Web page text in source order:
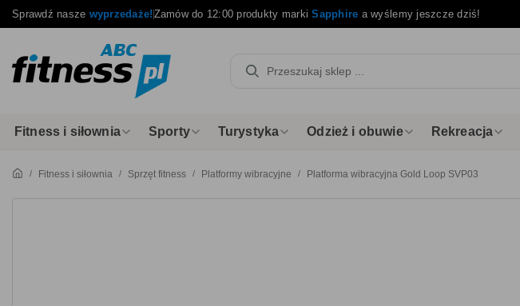
Sprawdź nasze wyprzedaże!Zamów do 12:00 produkty markiSapphire a wyślemy jeszcze dziś!
Fitness i siłownia Sporty Turystyka Odzież i obuwie Rekreacja
Fitness i siłownia Sprzęt fitness Platformy wibracyjne Platforma wibracyjna Gold Loop SVP03